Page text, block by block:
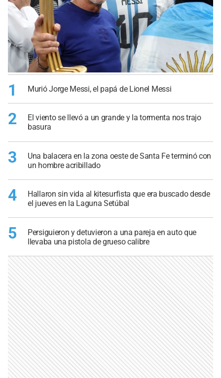
1 Murió Jorge Messi, el papá de Lionel Messi
2
El viento se llevó a un grande y la tormenta nos trajo
basura
3
Una balacera en la zona oeste de Santa Fe terminó con
un hombre acribillado
4
Hallaron sin vida al kitesurfista que era buscado desde
el jueves en la Laguna Setúbal
5
Persiguieron y detuvieron a una pareja en auto que
llevaba una pistola de grueso calibre